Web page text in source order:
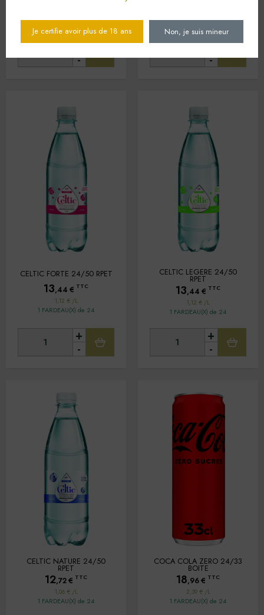
1 FARDEAU(X) de 24
-
+
1 FARDEAU(X) de 24
-
+
CELTIC FORTE 24/50 RPET
13,44 € TTC
1,12 € /L
1 FARDEAU(X) de 24
-
+
CELTIC LEGERE 24/50
RPET
13,44 € TTC
1,12 € /L
1 FARDEAU(X) de 24
-
+
CELTIC NATURE 24/50
RPET
12,72€ TTC
1,06 € /L
1 FARDEAU(X) de 24
COCA COLA ZERO 24/33
BOITE
18,96€ TTC
2,39 € /L
1 FARDEAU(X) de 24
Je certifie avoir plus de 18 ans Non, je suis mineur